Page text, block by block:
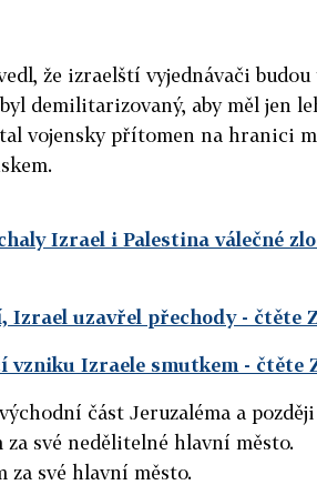
že izraelští vyjednávači
demilitarizovaný, aby měl jen
vojensky přítomen na hranici
Izrael i Palestina válečné
Izrael uzavřel přechody- čtěte
vzniku Izraele smutkem - čtěte
část Jeruzaléma a
své nedělitelné hlavní město.
své hlavní město.